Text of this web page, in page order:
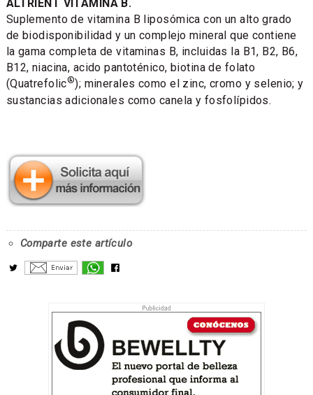
ALTRIENT VITAMINA B.
Suplemento de vitamina B liposómica con un alto grado
de biodisponibilidad y un complejo mineral que contiene
la gama completa de vitaminas B, incluidas la B1, B2, B6,
B12, niacina, acido pantoténico, biotina de folato
(Quatrefolic®); minerales como el zinc, cromo y selenio; y
sustancias adicionales como canela y fosfolípidos.
Comparte este artículo